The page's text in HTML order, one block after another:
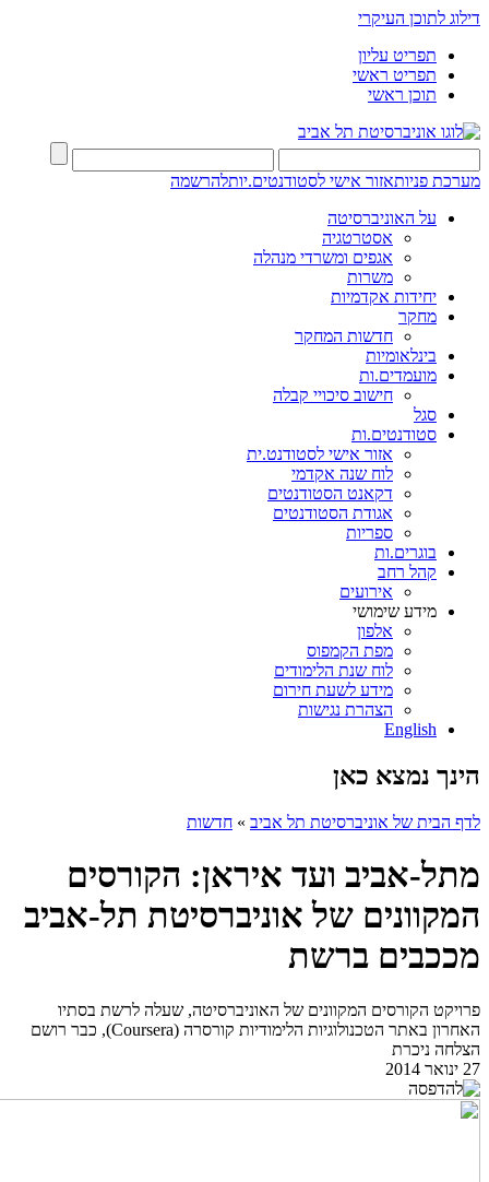
דילוג לתוכן העיקרי
תפריט עליון
תפריט ראשי
תוכן ראשי
מערכת פניותאזור אישי לסטודנטים.יותלהרשמה
על האוניברסיטה
אסטרטגיה
אגפים ומשרדי מנהלה
משרות
יחידות אקדמיות
מחקר
חדשות המחקר
בינלאומיות
מועמדים.ות
חישוב סיכויי קבלה
סגל
סטודנטים.ות
אזור אישי לסטודנט.ית
לוח שנה אקדמי
דקאנט הסטודנטים
אגודת הסטודנטים
ספריות
בוגרים.ות
קהל רחב
אירועים
מידע שימושי
אלפון
מפת הקמפוס
לוח שנת הלימודים
מידע לשעת חירום
הצהרת נגישות
English
הינך נמצא כאן
לדף הבית של אוניברסיטת תל אביב » חדשות
מתל-אביב ועד איראן: הקורסים
המקוונים של אוניברסיטת תל-אביב
מככבים ברשת
פרויקט הקורסים המקוונים של האוניברסיטה, שעלה לרשת בסתיו
האחרון באתר הטכנולוגיות הלימודיות קורסרה (Coursera), כבר רושם
הצלחה ניכרת
27 ינואר 2014